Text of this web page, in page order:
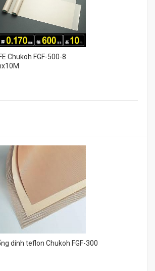
Chukoh FGF-500-8
dính teflon Chukoh FGF-300